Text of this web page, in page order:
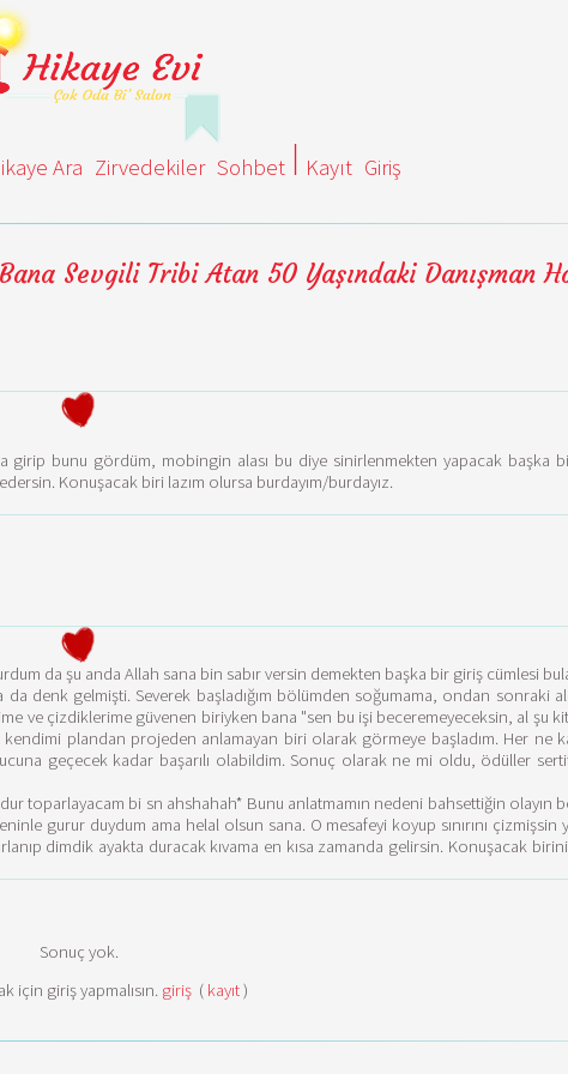
Ara Zirvedekiler Sohbet Kayıt Giriş
Sevgili Tribi Atan 50 Yaşındaki Danışman
bunu gördüm, mobingin alası bu diye sinirlenmekten yapacak başka
Konuşacak biri lazım olursa burdayım/burdayız.
da şu anda Allah sana bin sabır versin demekten başka bir giriş cümlesi
gelmişti. Severek başladığım bölümden soğumama, ondan sonraki
ve çizdiklerime güvenen biriyken bana "sen bu işi beceremeyeceksin, al şu
kendimi plandan projeden anlamayan biri olarak görmeye başladım. Her ne
geçecek kadar başarılı olabildim. Sonuç olarak ne mi oldu, ödüller
bi sn ahshahah* Bunu anlatmamın nedeni bahsettiğin olayın
gurur duydum ama helal olsun sana. O mesafeyi koyup sınırını çizmişsin
dimdik ayakta duracak kıvama en kısa zamanda gelirsin. Konuşacak
Sonuç yok.
için giriş yapmalısın. giriş ( kayıt)